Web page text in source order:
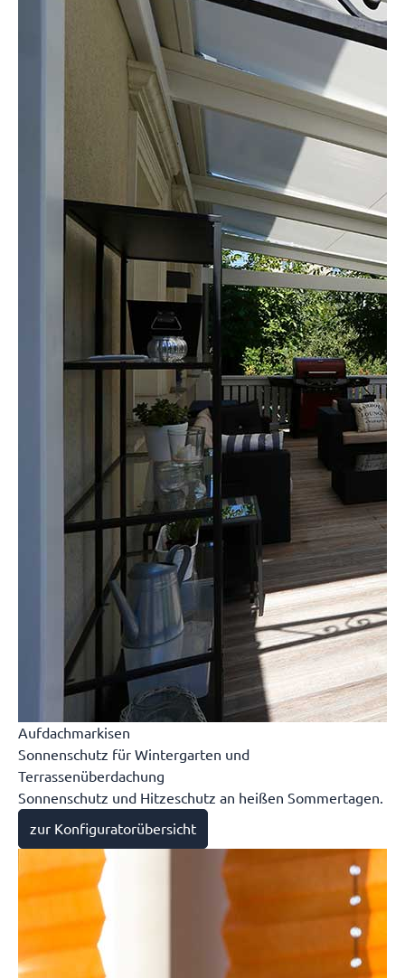
Aufdachmarkisen
Sonnenschutz für Wintergarten und
Terrassenüberdachung
Sonnenschutz und Hitzeschutz an heißen Sommertagen.
zur Konfiguratorübersicht